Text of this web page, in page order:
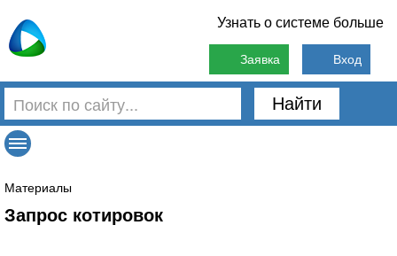
Узнать о системе больше
Заявка Вход
Найти
Материалы
Запрос котировок